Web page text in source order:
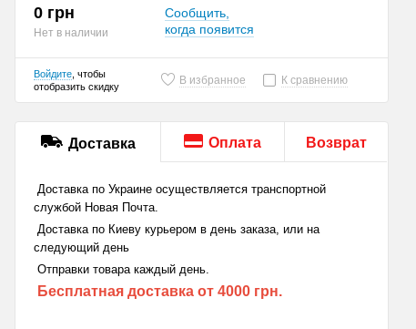
0 грн
Нет в наличии
Сообщить,
когда появится
Войдите , чтобы
отобразить скидку
В избранное К сравнению
Доставка Оплата Возврат
Доставка по Украине осуществляется транспортной
службой Новая Почта.
Доставка по Киеву курьером в день заказа, или на
следующий день
Отправки товара каждый день.
Бесплатная доставка от 4000 грн.